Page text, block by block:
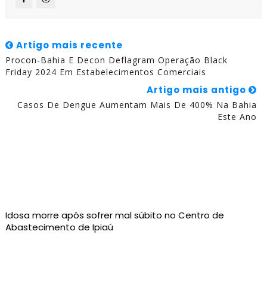
Artigo mais recente
Procon-Bahia E Decon Deflagram Operação Black
Friday 2024 Em Estabelecimentos Comerciais
Artigo mais antigo
Casos De Dengue Aumentam Mais De 400% Na Bahia
Este Ano
Idosa morre após sofrer mal súbito no Centro de
Abastecimento de Ipiaú